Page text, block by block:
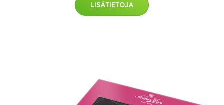
LISÄTIETOJA